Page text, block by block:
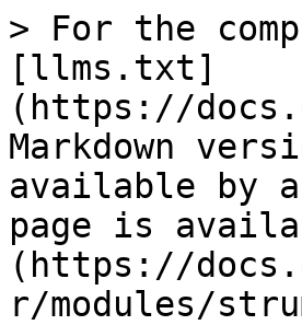
> For the
[llms.txt]
(https://
Markdown
available by
page is
(https://
r/modules/